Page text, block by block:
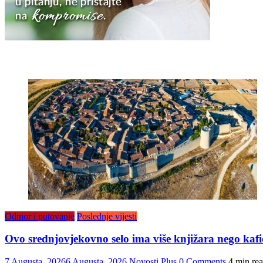
Odmor i putovanje Poslednje vijesti
Ovo srednjovjekovno selo ima više knjižara nego